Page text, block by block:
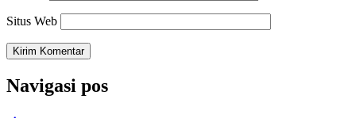
Situs Web
Navigasi pos